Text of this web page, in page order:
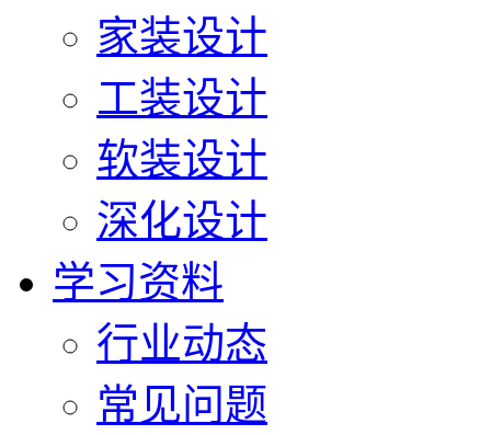
家装设计
工装设计
软装设计
深化设计
学习资料
行业动态
常见问题